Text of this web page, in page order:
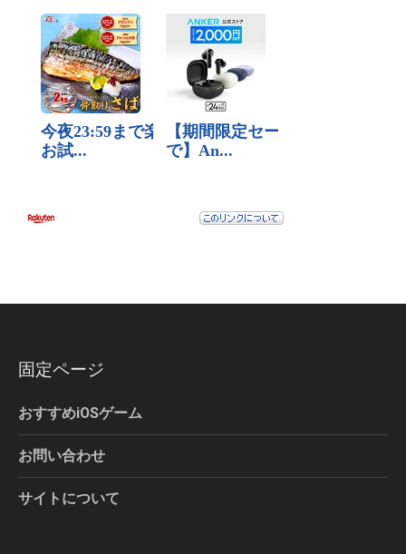
固定ページ
おすすめiOSゲーム
お問い合わせ
サイトについて